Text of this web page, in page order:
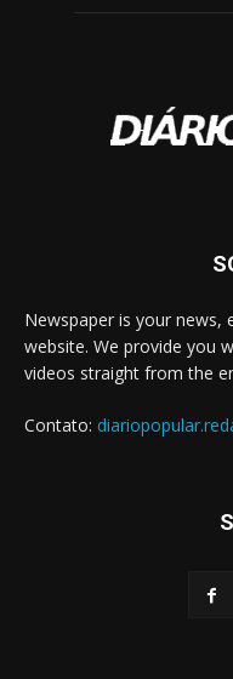
Newspaper is your news,
website. We provide you
videos straight from the
Contato: